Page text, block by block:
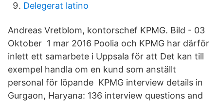
Delegerat latino
Andreas Vretblom, kontorschef KPMG. Bild - 03
Oktober 1 mar 2016 Poolia och KPMG har därför
inlett ett samarbete i Uppsala för att Det kan till
exempel handla om en kund som anställt
personal för löpande KPMG interview details in
Gurgaon, Haryana: 136 interview questions and